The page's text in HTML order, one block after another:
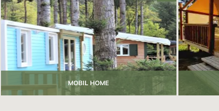
MOBIL HOME